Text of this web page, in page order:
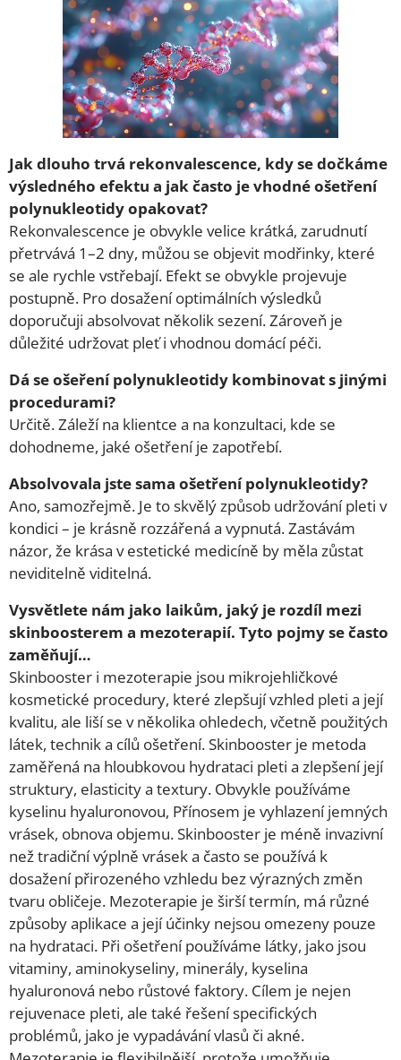
Jak dlouho trvá rekonvalescence, kdy se dočkáme
výsledného efektu a jak často je vhodné ošetření
polynukleotidy opakovat?
Rekonvalescence je obvykle velice krátká, zarudnutí
přetrvává 1–2 dny, můžou se objevit modřinky, které
se ale rychle vstřebají. Efekt se obvykle projevuje
postupně. Pro dosažení optimálních výsledků
doporučuji absolvovat několik sezení. Zároveň je
důležité udržovat pleť i vhodnou domácí péči.
Dá se ošeření polynukleotidy kombinovat s jinými
procedurami?
Určitě. Záleží na klientce a na konzultaci, kde se
dohodneme, jaké ošetření je zapotřebí.
Absolvovala jste sama ošetření polynukleotidy?
Ano, samozřejmě. Je to skvělý způsob udržování pleti v
kondici – je krásně rozzářená a vypnutá. Zastávám
názor, že krása v estetické medicíně by měla zůstat
neviditelně viditelná.
Vysvětlete nám jako laikům, jaký je rozdíl mezi
skinboosterem a mezoterapií. Tyto pojmy se často
zaměňují…
Skinbooster i mezoterapie jsou mikrojehličkové
kosmetické procedury, které zlepšují vzhled pleti a její
kvalitu, ale liší se v několika ohledech, včetně použitých
látek, technik a cílů ošetření. Skinbooster je metoda
zaměřená na hloubkovou hydrataci pleti a zlepšení její
struktury, elasticity a textury. Obvykle používáme
kyselinu hyaluronovou, Přínosem je vyhlazení jemných
vrásek, obnova objemu. Skinbooster je méně invazivní
než tradiční výplně vrásek a často se používá k
dosažení přirozeného vzhledu bez výrazných změn
tvaru obličeje. Mezoterapie je širší termín, má různé
způsoby aplikace a její účinky nejsou omezeny pouze
na hydrataci. Při ošetření používáme látky, jako jsou
vitaminy, aminokyseliny, minerály, kyselina
hyaluronová nebo růstové faktory. Cílem je nejen
rejuvenace pleti, ale také řešení specifických
problémů, jako je vypadávání vlasů či akné.